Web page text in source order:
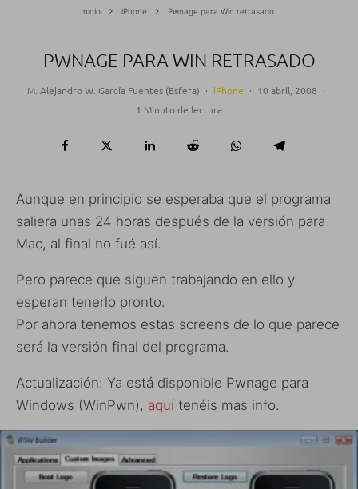
Inicio iPhone Pwnage para Win retrasado
PWNAGE PARA WIN RETRASADO
M. Alejandro W. García Fuentes (Esfera) · iPhone · 10 abril, 2008 ·
1 Minuto de lectura
Aunque en principio se esperaba que el programa
saliera unas 24 horas después de la versión para
Mac, al final no fué así.
Pero parece que siguen trabajando en ello y
esperan tenerlo pronto.
Por ahora tenemos estas screens de lo que parece
será la versión final del programa.
Actualización: Ya está disponible Pwnage para
Windows (WinPwn), aquí tenéis mas info.